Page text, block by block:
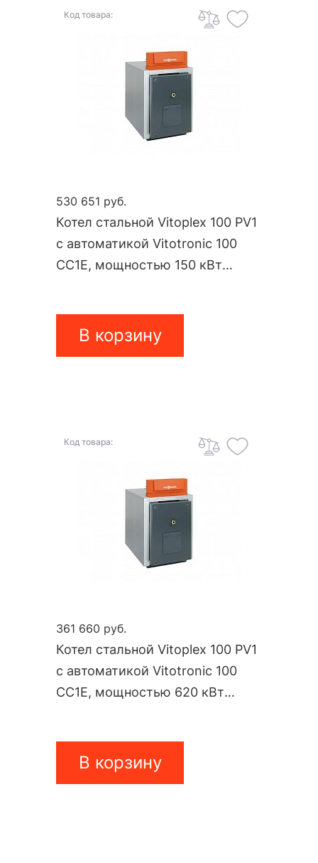
Код товара:
530 651 руб.
Котел стальной Vitoplex 100 PV1
c автоматикой Vitotronic 100
CC1E, мощностью 150 кВт
В корзину
Код товара:
361 660 руб.
Котел стальной Vitoplex 100 PV1
с автоматикой Vitotronic 100
CC1E, мощностью 620 кВт
В корзину